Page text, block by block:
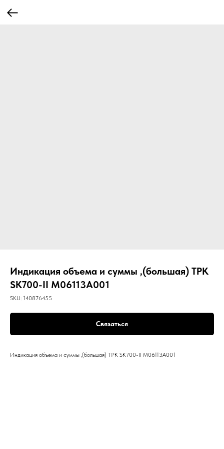
Индикация объема и суммы ,(большая) ТРК
SK700-II M06113A001
SKU: 140876455
Связаться
Индикация объема и суммы ,(большая) ТРК SK700-II M06113A001